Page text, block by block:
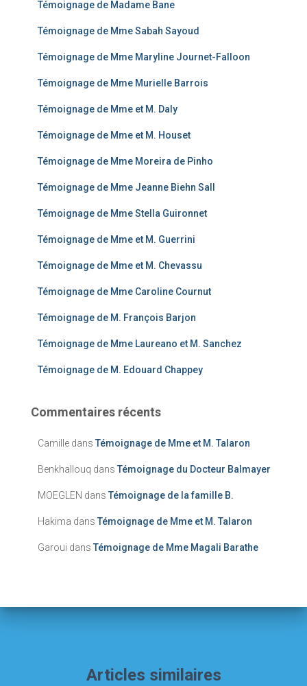
Témoignage de Madame Bane
Témoignage de Mme Sabah Sayoud
Témoignage de Mme Maryline Journet-Falloon
Témoignage de Mme Murielle Barrois
Témoignage de Mme et M. Daly
Témoignage de Mme et M. Houset
Témoignage de Mme Moreira de Pinho
Témoignage de Mme Jeanne Biehn Sall
Témoignage de Mme Stella Guironnet
Témoignage de Mme et M. Guerrini
Témoignage de Mme et M. Chevassu
Témoignage de Mme Caroline Cournut
Témoignage de M. François Barjon
Témoignage de Mme Laureano et M. Sanchez
Témoignage de M. Edouard Chappey
Commentaires récents
Camille dans Témoignage de Mme et M. Talaron
Benkhallouq dans Témoignage du Docteur Balmayer
MOEGLEN dans Témoignage de la famille B.
Hakima dans Témoignage de Mme et M. Talaron
Garoui dans Témoignage de Mme Magali Barathe
Articles similaires